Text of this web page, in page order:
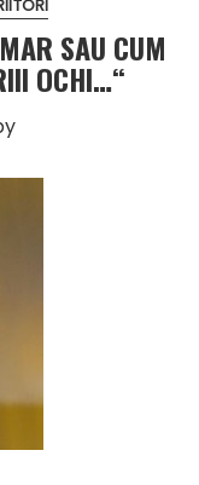
SAU CUM
OCHI…“